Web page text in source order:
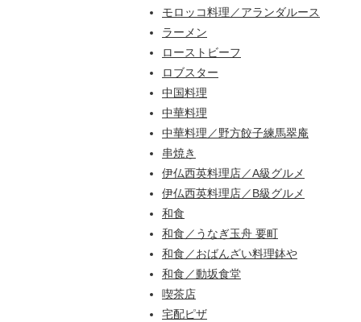
モロッコ料理／アランダルース
ラーメン
ローストビーフ
ロブスター
中国料理
中華料理
中華料理／野方餃子練馬翠庵
串焼き
伊仏西英料理店／A級グルメ
伊仏西英料理店／B級グルメ
和食
和食／うなぎ玉舟 要町
和食／おばんざい料理鉢や
和食／動坂食堂
喫茶店
宅配ピザ